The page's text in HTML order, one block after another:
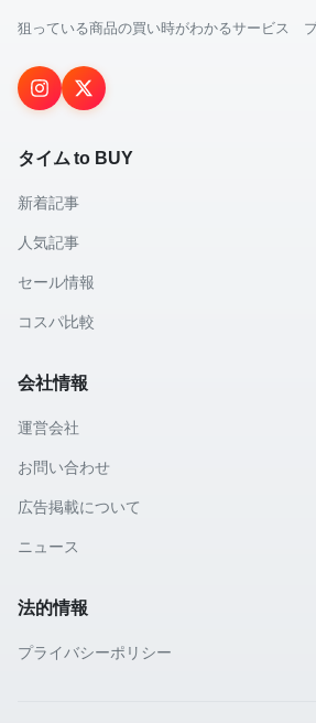
狙っている商品の買い時がわかるサービス
タイム to BUY
新着記事
人気記事
セール情報
コスパ比較
会社情報
運営会社
お問い合わせ
広告掲載について
ニュース
法的情報
プライバシーポリシー